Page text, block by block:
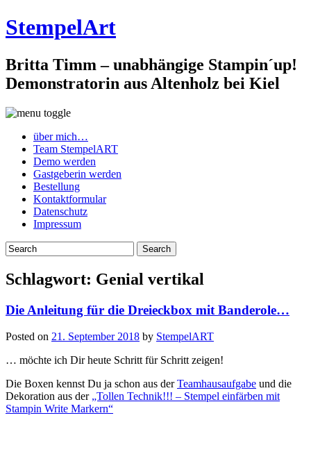
StempelArt
Britta Timm – unabhängige Stampin´up!
Demonstratorin aus Altenholz bei Kiel
über mich…
Team StempelART
Demo werden
Gastgeberin werden
Bestellung
Kontaktformular
Datenschutz
Impressum
Schlagwort: Genial vertikal
Die Anleitung für die Dreieckbox mit Banderole…
Posted on 21. September 2018 by StempelART
… möchte ich Dir heute Schritt für Schritt zeigen!
Die Boxen kennst Du ja schon aus derTeamhausaufgabe und die
Dekoration aus der „Tollen Technik!!! – Stempel einfärben mit
Stampin Write Markern“